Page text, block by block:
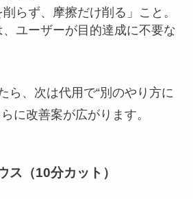
削らず、摩擦だけ削る」こと。
ユーザーが目的達成に不要な
ら、次は代用で“別のやり方に
に改善案が広がります。
ス（10分カット）